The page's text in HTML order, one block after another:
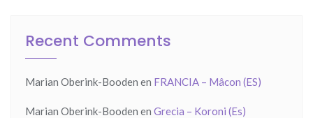
Recent Comments
Marian Oberink-Booden en FRANCIA – Mâcon (ES)
Marian Oberink-Booden en Grecia – Koroni (Es)